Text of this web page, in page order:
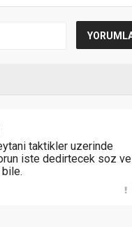
taktikler uzerinde
iste dedirtecek soz ve